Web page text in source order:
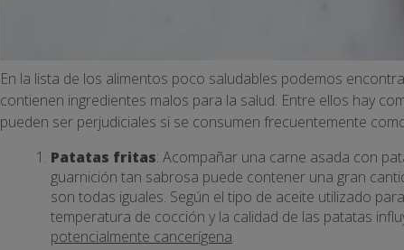
En la lista de los alimentos poco saludables podemos
contienen ingredientes malos para la salud. Entre ellos hay
pueden ser perjudiciales si se consumen frecuentemente
Patatas fritas: Acompañar una carne asada con
guarnición tan sabrosa puede contener una gran
son todas iguales. Según el tipo de aceite utilizado
temperatura de cocción y la calidad de las patatas
potencialmente cancerígena.